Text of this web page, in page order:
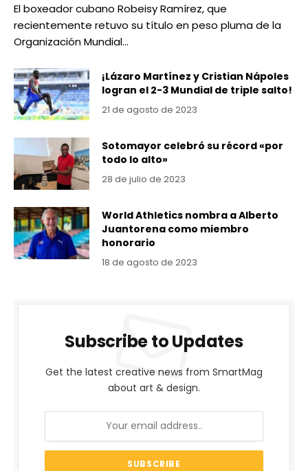
El boxeador cubano Robeisy Ramírez, que
recientemente retuvo su título en peso pluma de la
Organización Mundial…
¡Lázaro Martínez y Cristian Nápoles
logran el 2-3 Mundial de triple salto!
21 de agosto de 2023
Sotomayor celebró su récord «por
todo lo alto»
28 de julio de 2023
World Athletics nombra a Alberto
Juantorena como miembro
honorario
18 de agosto de 2023
Subscribe to Updates
Get the latest creative news from SmartMag
about art & design.